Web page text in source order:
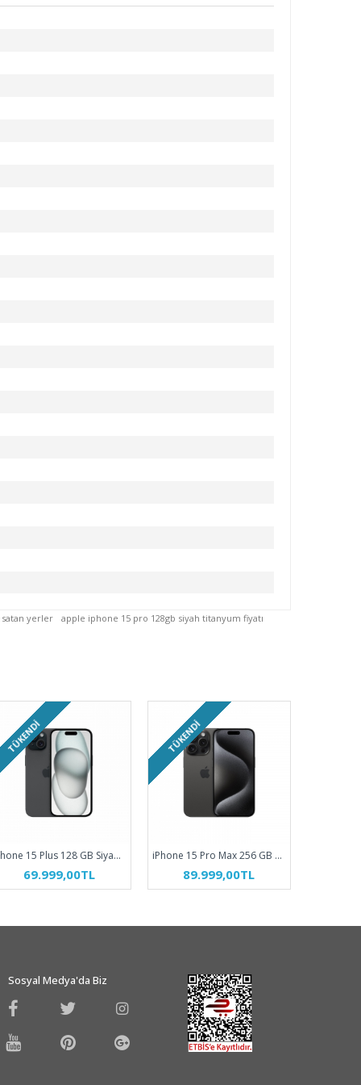
yerler
apple iphone 15 pro 128gb siyah titanyum fiyatı
TÜKENDI
iPhone 15 Plus 128 GB Siyah MU0Y3TU/A
69.999,00TL
TÜKENDI
iPhone 15 Pro Max 256 GB Siyah Titanyum MU773TU/A
89.999,00TL
Sosyal Medya'da Biz